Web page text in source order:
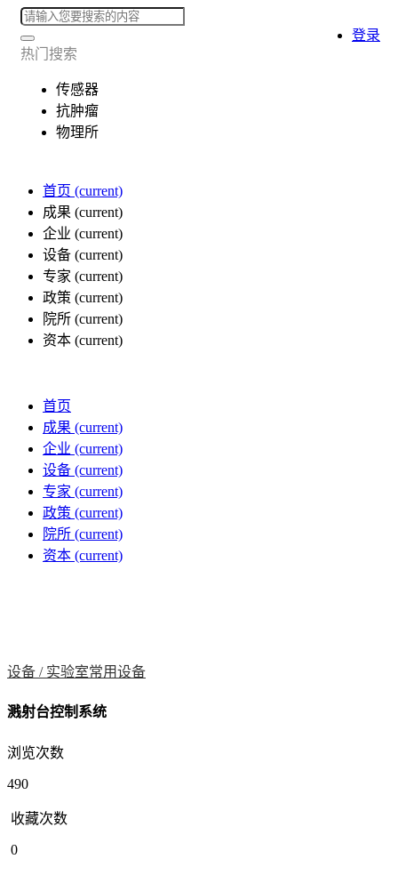
热门搜索
传感器
抗肿瘤
物理所
首页 (current)
成果 (current)
企业 (current)
设备 (current)
专家 (current)
政策 (current)
院所 (current)
资本 (current)
登录
首页
成果 (current)
企业 (current)
设备 (current)
专家 (current)
政策 (current)
院所 (current)
资本 (current)
设备 / 实验室常用设备
溅射台控制系统
浏览次数
490
收藏次数
0